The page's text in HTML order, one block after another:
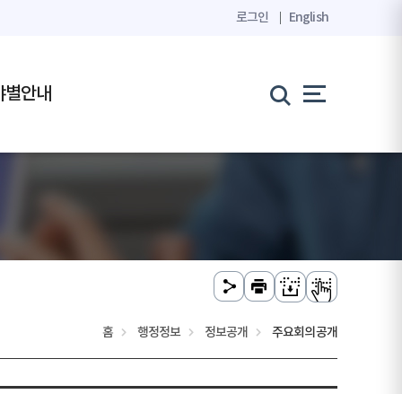
로그인 English
별안내
홈 행정정보 정보공개 주요회의공개